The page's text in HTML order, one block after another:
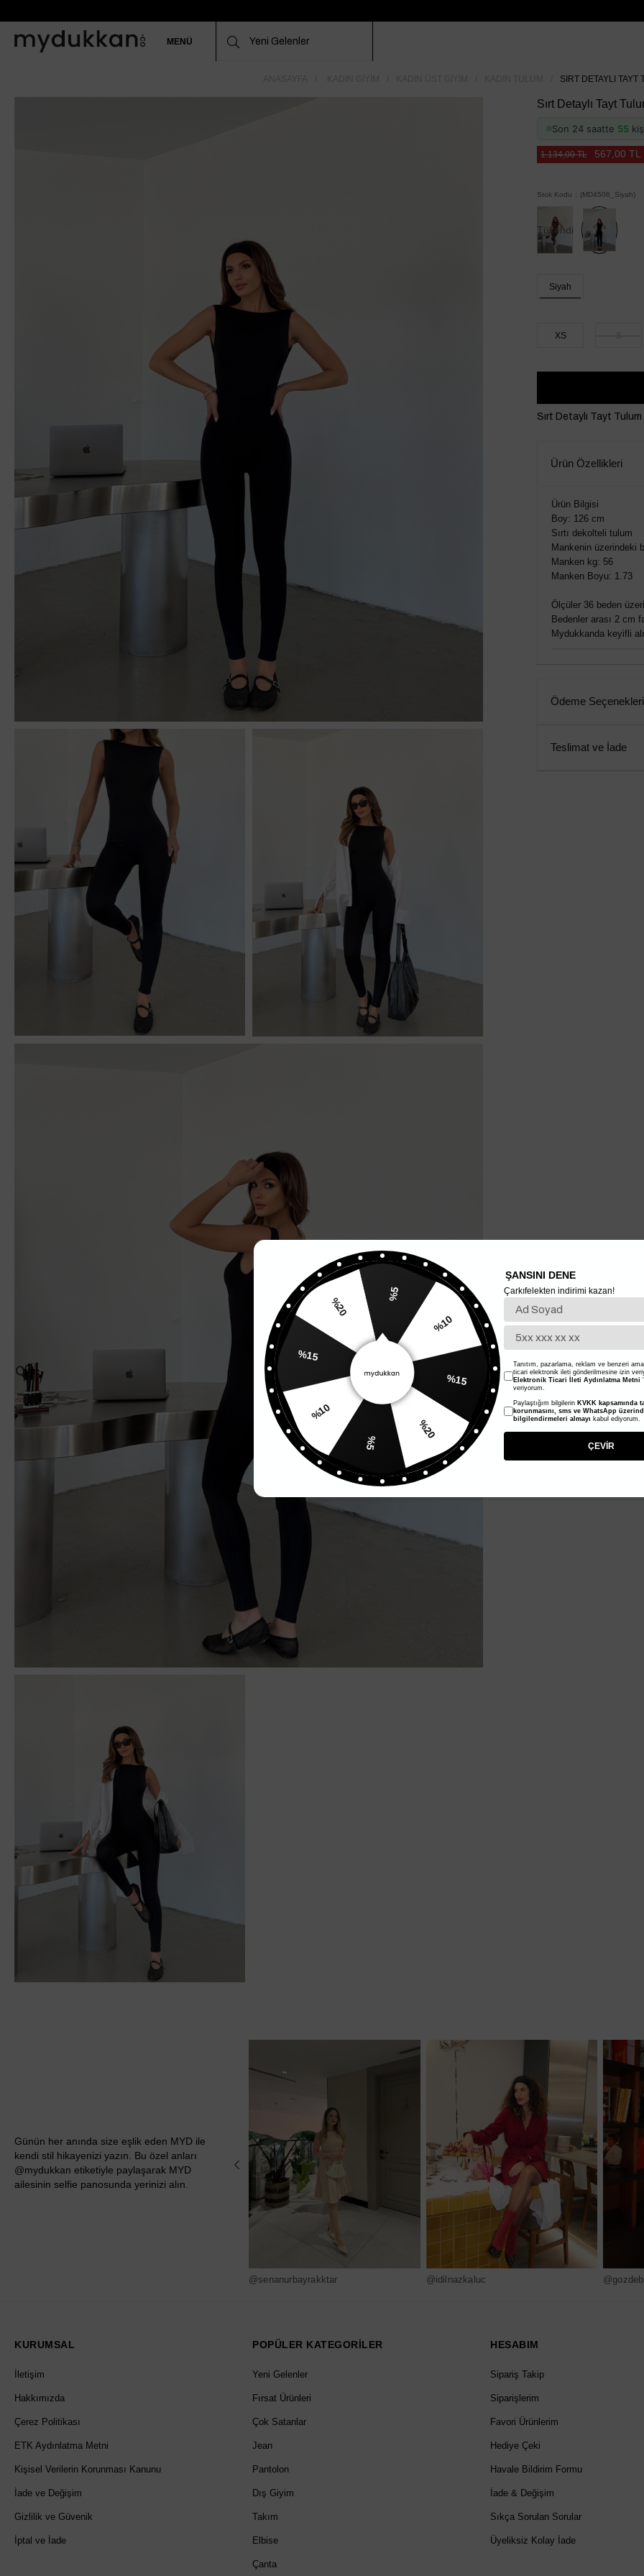
MENÜ
SIRT DETAYLI TAYT
Sırt Detaylı Tayt
Son 24 saatte 55
1.134,00 TL 567,00 TL
Stok Kodu (MD4506_Siyah)
Tükendi
Siyah
XS
Sırt Detaylı Tayt Tulum
Ürün Özellikleri
Ürün Bilgisi
Boy: 126 cm
Sırtı dekolteli tulum
Mankenin üzerindeki
Manken kg: 56
Manken Boyu: 1.73
Ölçüler 36 beden
Bedenler arası 2 cm
Mydukkanda keyifli
Ödeme Seçenekleri
Teslimat ve İade
Günün her anında size eşlik eden MYD ile
kendi stil hikayenizi yazın. Bu özel anları
@mydukkan etiketiyle paylaşarak MYD
ailesinin selfie panosunda yerinizi alın.
@senanurbayrakktar @idilnazkaluc
KURUMSAL
İletişim
Hakkımızda
Çerez Politikası
ETK Aydınlatma Metni
Kişisel Verilerin Korunması Kanunu
İade ve Değişim
Gizlilik ve Güvenik
İptal ve İade
POPÜLER KATEGORİLER
Yeni Gelenler
Fırsat Ürünleri
Çok Satanlar
Jean
Pantolon
Dış Giyim
Takım
Elbise
Çanta
HESABIM
Sipariş Takip
Siparişlerim
Favori Ürünlerim
Hediye Çeki
Havale Bildirim Formu
İade & Değişim
Sıkça Sorulan Sorular
Üyeliksiz Kolay İade
%5
%10
%15
%20
%5
%10
%15
%20
ŞANSINI DENE
Çarkıfelekten indirimi kazan!
Tanıtım, pazarlama, reklam ve benzeri
ticari elektronik ileti gönderilmesine izin
Elektronik Ticari İleti Aydınlatma Metni
veriyorum.
Paylaştığım bilgilerin KVKK kapsamında
korunmasını, sms ve WhatsApp
bilgilendirmeleri almayı kabul ediyorum.
ÇEVİR